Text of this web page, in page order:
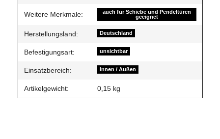
Weitere Merkmale:
auch für Schiebe und Pendeltüren
geeignet
Herstellungsland: Deutschland
Befestigungsart: unsichtbar
Einsatzbereich: Innen / Außen
Artikelgewicht: 0,15 kg